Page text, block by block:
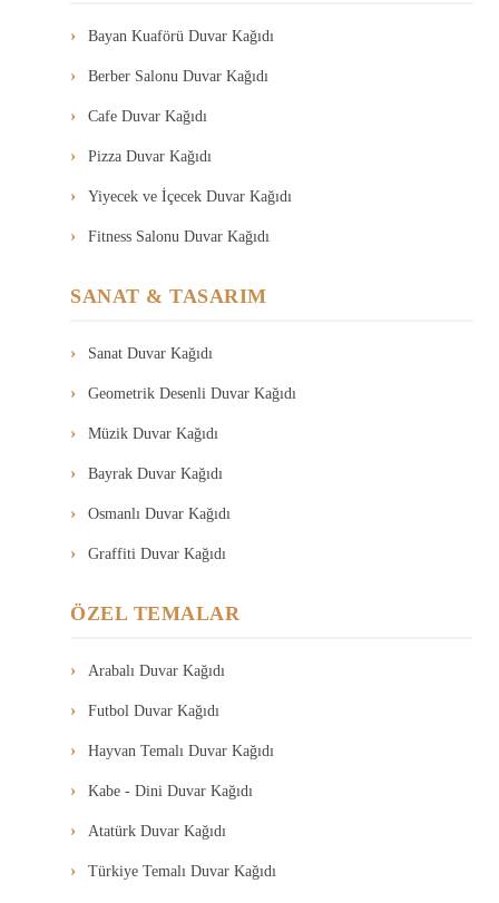
Bayan Kuaförü Duvar Kağıdı
Berber Salonu Duvar Kağıdı
Cafe Duvar Kağıdı
Pizza Duvar Kağıdı
Yiyecek ve İçecek Duvar Kağıdı
Fitness Salonu Duvar Kağıdı
SANAT & TASARIM
Sanat Duvar Kağıdı
Geometrik Desenli Duvar Kağıdı
Müzik Duvar Kağıdı
Bayrak Duvar Kağıdı
Osmanlı Duvar Kağıdı
Graffiti Duvar Kağıdı
ÖZEL TEMALAR
Arabalı Duvar Kağıdı
Futbol Duvar Kağıdı
Hayvan Temalı Duvar Kağıdı
Kabe - Dini Duvar Kağıdı
Atatürk Duvar Kağıdı
Türkiye Temalı Duvar Kağıdı